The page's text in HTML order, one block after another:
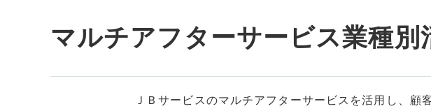
マルチアフターサービス業種別
ＪＢサービスのマルチアフターサービスを活用し、